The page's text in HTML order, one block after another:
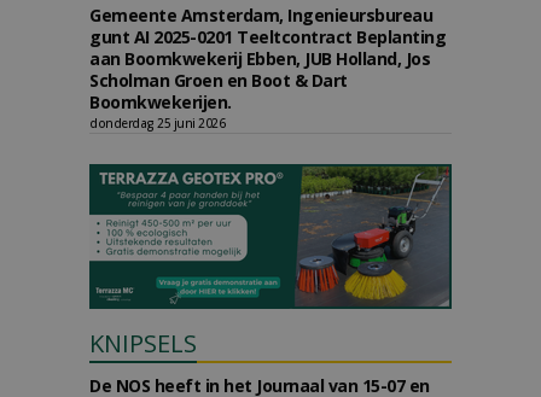
Gemeente Amsterdam, Ingenieursbureau
gunt AI 2025-0201 Teeltcontract Beplanting
aan Boomkwekerij Ebben, JUB Holland, Jos
Scholman Groen en Boot & Dart
Boomkwekerijen.
donderdag 25 juni 2026
KNIPSELS
De NOS heeft in het Journaal van 15-07 en